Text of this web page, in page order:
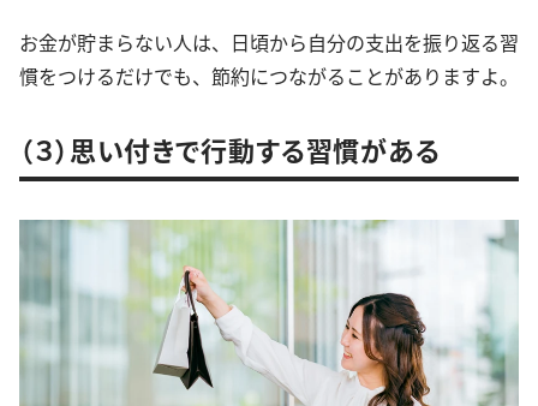
お金が貯まらない人は、日頃から自分の支出を振り返る習
慣をつけるだけでも、節約につながることがありますよ。
（３）思い付きで行動する習慣がある